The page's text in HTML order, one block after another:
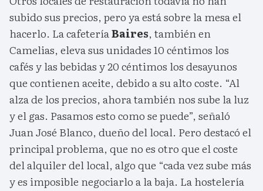
subido sus precios, pero ya está sobre la mesa el
hacerlo. La cafeteríaBaires, también en
Camelias, eleva sus unidades 10 céntimos los
cafés y las bebidas y 20 céntimos los desayunos
que contienen aceite, debido a su alto coste. “Al
alza de los precios, ahora también nos sube la luz
y el gas. Pasamos esto como se puede”, señaló
Juan José Blanco, dueño del local. Pero destacó el
principal problema, que no es otro que el coste
del alquiler del local, algo que “cada vez sube más
y es imposible negociarlo a la baja. La hostelería